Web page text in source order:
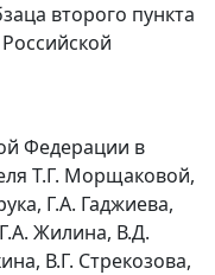
второго пункта
Федерации в
Т.Г. Морщаковой,
Г.А. Гаджиева,
Жилина, В.Д.
В.Г. Стрекозова,